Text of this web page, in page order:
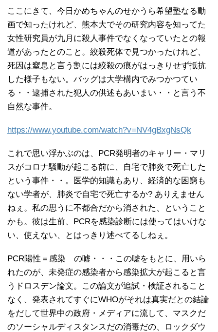
ここにきて、今日かめちゃんのせかうら希望塾なる動
画で知ったけれど、熊本大でその研究内容を知ってた
女性研究員が九月に殺人事件でなくなっていたとの報
道があったとのこと。絞殺死体で見つかったけれど、
死因は窒息と言う割には絞殺の痕がはっきりせず抵抗
した様子もない。バッグは大学構内でみつかつてい
る・・逮捕された犯人の供述もあいまい・・と言う不
自然な事件。
https://www.youtube.com/watch?v=NV4gBxgNsQk
これで思い浮かぶのは、PCR発明者のキャリー・マリ
スがコロナ騒動が起こる前に、自宅で肺炎で死亡した
という事件・・。医学的知識もあり、経済的な困窮も
ない学者が、肺炎で自宅で死亡するか? ありえません
ねぇ。私の思うに不都合だから消された、ということ
かも。彼は生前、PCRを感染診断には使ってはいけな
い、使えない、とはっきり述べてるしねぇ。
PCR陽性＝感染 の嘘・・・この嘘をもとに、用いら
れたのが、未発症の感染者から感染拡大が起こると言
うドロスデン論文。この論文が追試・検証されること
なく、発表されてすぐにWHOがそれは真実だとの結論
をだして世界中の政府・メディアに流して、マスクだ
のソーシャルディスタンスだの消毒だの、ロックダウ